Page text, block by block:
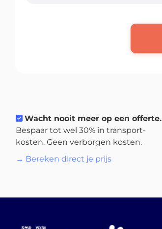
Wacht nooit meer op een offerte.
Bespaar tot wel 30% in transport-
kosten. Geen verborgen kosten.
→ Bereken direct je prijs